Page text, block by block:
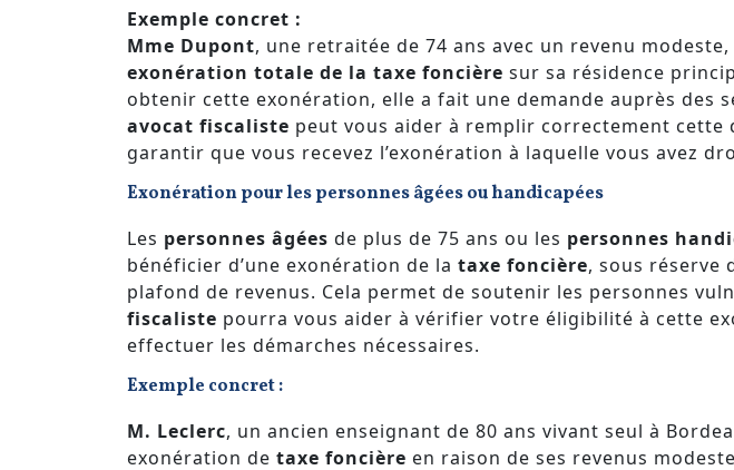
Exemple concret :
Mme Dupont, une retraitée de 74 ans avec un revenu modeste,
exonération totale de la taxe foncière sur sa résidence
obtenir cette exonération, elle a fait une demande auprès des
avocat fiscaliste peut vous aider à remplir correctement cette
garantir que vous recevez l’exonération à laquelle vous avez
Exonération pour les personnes âgées ou handicapées
Les personnes âgées de plus de 75 ans ou les personnes
bénéficier d’une exonération de la taxe foncière, sous réserve
plafond de revenus. Cela permet de soutenir les personnes
fiscaliste pourra vous aider à vérifier votre éligibilité à cette
effectuer les démarches nécessaires.
Exemple concret :
M. Leclerc, un ancien enseignant de 80 ans vivant seul à
exonération de taxe foncière en raison de ses revenus